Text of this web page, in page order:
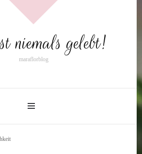
niemals gelebt!
maraflorblog